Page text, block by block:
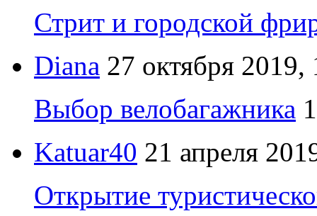
Стрит и городской
Diana 27 октября 2019,
Выбор велобагажника
Katuar40 21 апреля
Открытие